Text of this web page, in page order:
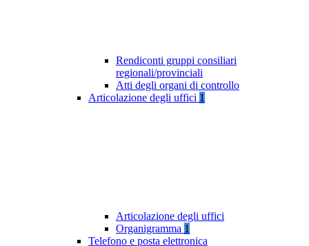
Rendiconti gruppi consiliari
regionali/provinciali
Atti degli organi di controllo
Articolazione degli uffici 1
Articolazione degli uffici
Organigramma 1
Telefono e posta elettronica